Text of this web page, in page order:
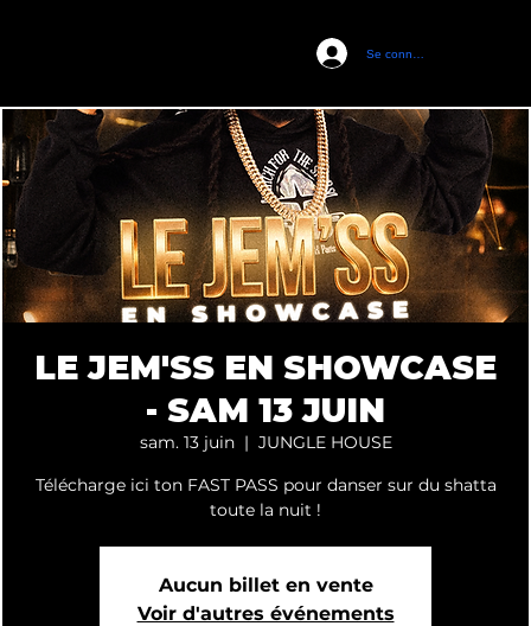
Se connecter
LE JEM'SS EN SHOWCASE
- SAM 13 JUIN
sam. 13 juin
  |
JUNGLE HOUSE
Télécharge ici ton FAST PASS pour danser sur du shatta
toute la nuit !
Aucun billet en vente
Voir d'autres événements